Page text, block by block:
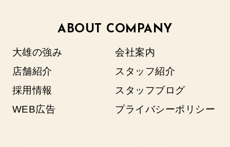
ABOUT COMPANY
大雄の強み
会社案内
店舗紹介
スタッフ紹介
採用情報
スタッフブログ
WEB広告
プライバシーポリシー